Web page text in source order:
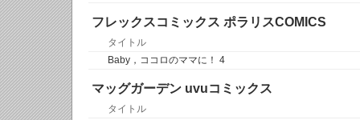
フレックスコミックス ポラリスCOMICS
タイトル
Baby，ココロのママに！ 4
マッグガーデン uvuコミックス
タイトル